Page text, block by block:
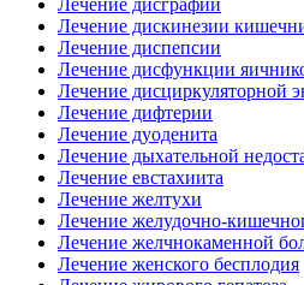
Лечение дискинезии
Лечение диспепсии
Лечение дисфункции
Лечение дисциркуляторной
Лечение дифтерии
Лечение дуоденита
Лечение дыхательной
Лечение евстахиита
Лечение желтухи
Лечение желудочно-
Лечение желчнокаменной
Лечение женского бесплодия